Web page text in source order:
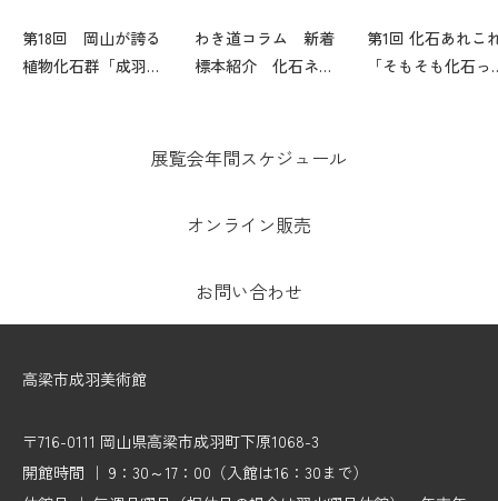
第18回 岡山が誇る
植物化石群「成羽フ
わき道コラム 新着
標本紹介 化石ネコ
第1回 化石あれこ
「そもそも化石っ
展覧会年間スケジュール
オンライン販売
お問い合わせ
高梁市成羽美術館
〒716-0111 岡山県高梁市成羽町下原1068-3
開館時間 ｜ 9：30～17：00（入館は16：30まで）